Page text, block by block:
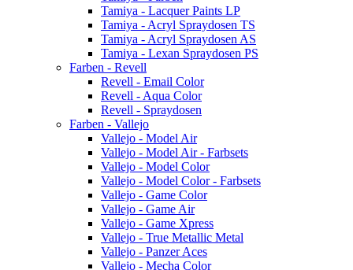
Tamiya - Lacquer Paints LP
Tamiya - Acryl Spraydosen TS
Tamiya - Acryl Spraydosen AS
Tamiya - Lexan Spraydosen PS
Farben - Revell
Revell - Email Color
Revell - Aqua Color
Revell - Spraydosen
Farben - Vallejo
Vallejo - Model Air
Vallejo - Model Air - Farbsets
Vallejo - Model Color
Vallejo - Model Color - Farbsets
Vallejo - Game Color
Vallejo - Game Air
Vallejo - Game Xpress
Vallejo - True Metallic Metal
Vallejo - Panzer Aces
Vallejo - Mecha Color